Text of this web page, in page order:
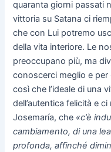
quaranta giorni passati
vittoria su Satana ci
che con Lui potremo
della vita interiore. Le
preoccupano più, ma
conoscerci meglio e
così che l’ideale di una
dell’autentica felicità e
Josemaría, che «c’è
cambiamento, di una
profonda, affinché